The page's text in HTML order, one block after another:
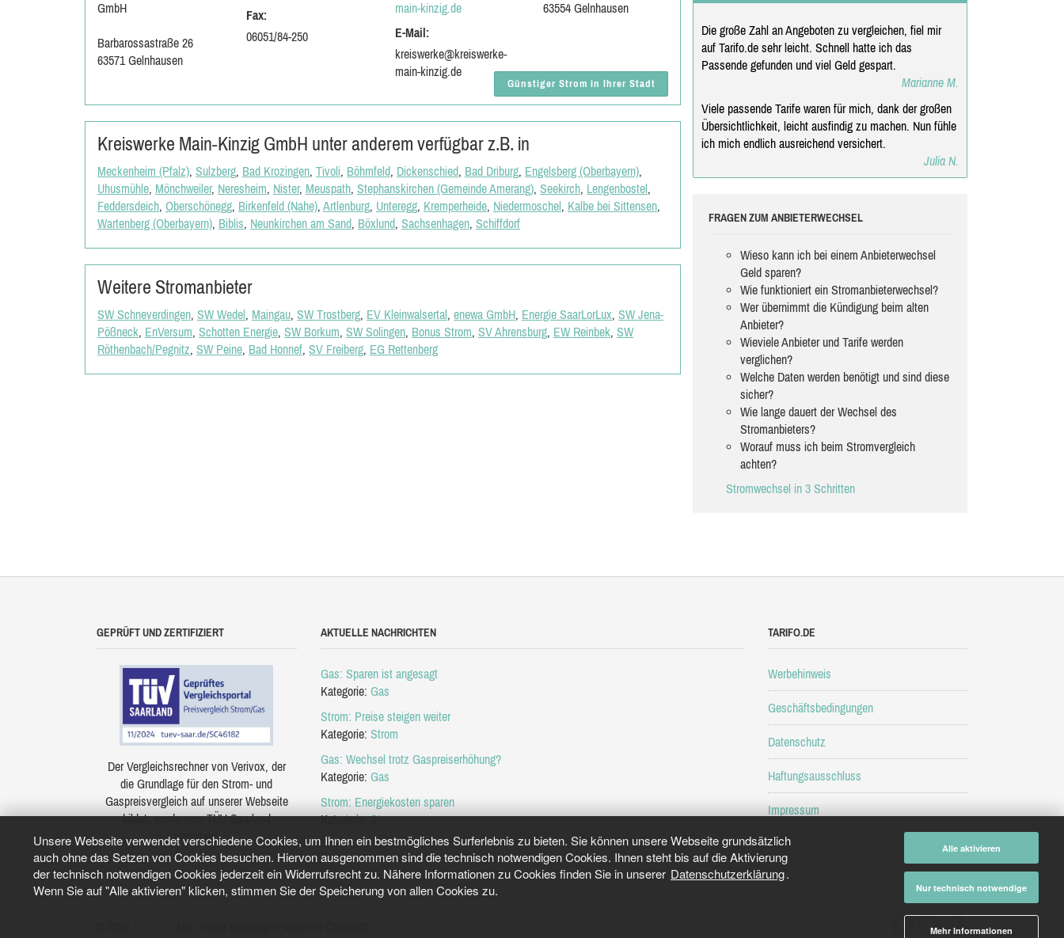
Unsere Webseite verwendet verschiedene Cookies, um Ihnen ein bestmögliches Surferlebnis zu bieten. Sie können unsere Webseite grundsätzlich
auch ohne das Setzen von Cookies besuchen. Hiervon ausgenommen sind die technisch notwendigen Cookies. Ihnen steht bis auf die Aktivierung
der technisch notwendigen Cookies jederzeit ein Widerrufsrecht zu. Nähere Informationen zu Cookies finden Sie in unserer Datenschutzerklärung.
Wenn Sie auf "Alle aktivieren" klicken, stimmen Sie der Speicherung von allen Cookies zu.
Alle aktivieren
Nur technisch notwendige
Mehr Informationen
GmbH
Barbarossastraße 26
63571 Gelnhausen
Fax:
06051/84-250
main-kinzig.de
E-Mail:
kreiswerke@kreiswerke-
main-kinzig.de
63554 Gelnhausen
Günstiger Strom in Ihrer Stadt
Kreiswerke Main-Kinzig GmbH unter anderem verfügbar z.B. in
Meckenheim (Pfalz), Sulzberg, Bad Krozingen, Tivoli, Böhmfeld, Dickenschied, Bad Driburg, Engelsberg (Oberbayern),
Uhusmühle, Mönchweiler, Neresheim, Nister, Meuspath, Stephanskirchen (Gemeinde Amerang), Seekirch, Lengenbostel,
Feddersdeich, Oberschönegg, Birkenfeld (Nahe), Artlenburg, Unteregg, Kremperheide, Niedermoschel, Kalbe bei Sittensen,
Wartenberg (Oberbayern), Biblis, Neunkirchen am Sand, Böxlund, Sachsenhagen, Schiffdorf
Weitere Stromanbieter
SW Schneverdingen, SW Wedel, Maingau, SW Trostberg, EV Kleinwalsertal, enewa GmbH, Energie SaarLorLux, SW Jena-
Pößneck, EnVersum, Schotten Energie, SW Borkum, SW Solingen, Bonus Strom, SV Ahrensburg, EW Reinbek, SW
Röthenbach/Pegnitz, SW Peine, Bad Honnef, SV Freiberg, EG Rettenberg
Die große Zahl an Angeboten zu vergleichen, fiel mir
auf Tarifo.de sehr leicht. Schnell hatte ich das
Passende gefunden und viel Geld gespart.
Marianne M.
Viele passende Tarife waren für mich, dank der großen
Übersichtlichkeit, leicht ausfindig zu machen. Nun fühle
ich mich endlich ausreichend versichert.
Julia N.
FRAGEN ZUM ANBIETERWECHSEL
Wieso kann ich bei einem Anbieterwechsel
Geld sparen?
Wie funktioniert ein Stromanbieterwechsel?
Wer übernimmt die Kündigung beim alten
Anbieter?
Wieviele Anbieter und Tarife werden
verglichen?
Welche Daten werden benötigt und sind diese
sicher?
Wie lange dauert der Wechsel des
Stromanbieters?
Worauf muss ich beim Stromvergleich
achten?
Stromwechsel in 3 Schritten
GEPRÜFT UND ZERTIFIZIERT
Der Vergleichsrechner von Verivox, der
die Grundlage für den Strom- und
Gaspreisvergleich auf unserer Webseite
bildet, wurde vom TÜV Saarland
zertifiziert.
AKTUELLE NACHRICHTEN
Gas: Sparen ist angesagt
Kategorie: Gas
Strom: Preise steigen weiter
Kategorie: Strom
Gas: Wechsel trotz Gaspreiserhöhung?
Kategorie: Gas
Strom: Energiekosten sparen
Kategorie:Strom
TARIFO.DE
Werbehinweis
Geschäftsbedingungen
Datenschutz
Haftungsausschluss
Impressum